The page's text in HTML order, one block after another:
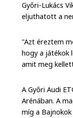
Győri-Lukács
eljuthatott a
"Azt éreztem
hogy a játékok
amit meg
A Győri Audi
Arénában. A
míg a